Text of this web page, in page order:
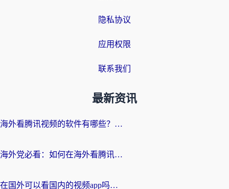
隐私协议
应用权限
联系我们
最新资讯
海外看腾讯视频的软件有哪些？2026实测有效，留学生都在用的回国加速器指南
海外党必看：如何在海外看腾讯体育？解决赛事直播地区限制的终极指南
在国外可以看国内的视频app吗知乎？海外党亲测有效的追剧加速方案